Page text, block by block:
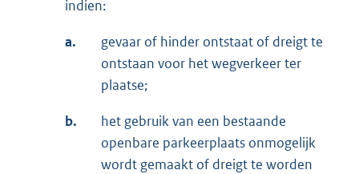
indien:
a.
gevaar of hinder ontstaat of dreigt te
ontstaan voor het wegverkeer ter
plaatse;
b.
het gebruik van een bestaande
openbare parkeerplaats onmogelijk
wordt gemaakt of dreigt te worden